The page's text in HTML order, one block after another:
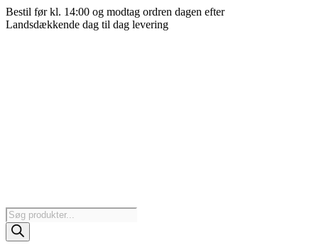
Videre
til
Bestil før kl. 14:00 og modtag ordren dagen efter
Landsdækkende dag til dag levering
Products
search